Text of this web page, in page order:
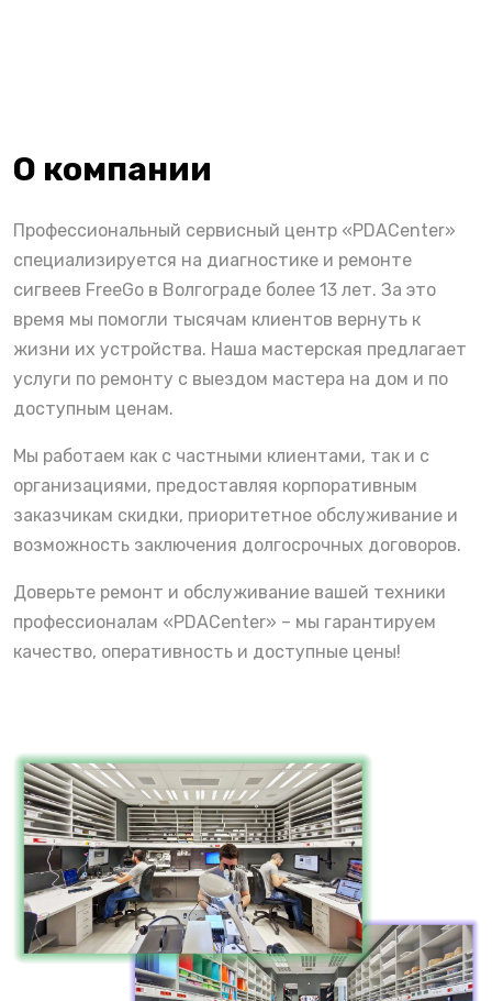
О компании
Профессиональный сервисный центр «PDACenter»
специализируется на диагностике и ремонте
сигвеев FreeGo в Волгограде более 13 лет. За это
время мы помогли тысячам клиентов вернуть к
жизни их устройства. Наша мастерская предлагает
услуги по ремонту с выездом мастера на дом и по
доступным ценам.
Мы работаем как с частными клиентами, так и с
организациями, предоставляя корпоративным
заказчикам скидки, приоритетное обслуживание и
возможность заключения долгосрочных договоров.
Доверьте ремонт и обслуживание вашей техники
профессионалам «PDACenter» – мы гарантируем
качество, оперативность и доступные цены!